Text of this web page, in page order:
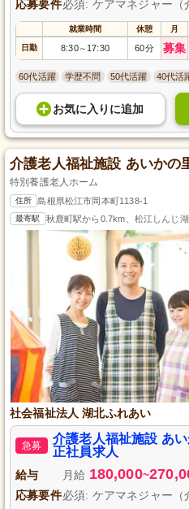
応募要件必須: ケアマネジャー
就業時間 休憩 月
日勤 8:30～ 17:30 60分 募集
60代活躍 学歴不問 50代活躍 40代活
お気に入り に追加
介護老人福祉施設 あいかの
特別養護老人ホーム
住所 島根県松江市岡本町1138-1
最寄駅 秋鹿町駅から0.7km、松江しんじ
社会福祉法人 湖北ふれあい
急募
介護老人福祉施設 あ
正社員求人
給与 月給 180,000~
応募要件必須: ケアマネジャー